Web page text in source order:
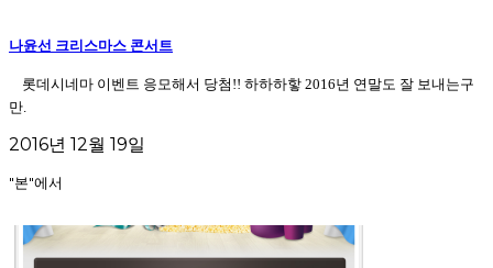
나윤선 크리스마스 콘서트
롯데시네마 이벤트 응모해서 당첨!! 하하하핳 2016년 연말도 잘 보내는구
만.
2016년 12월 19일
"본"에서